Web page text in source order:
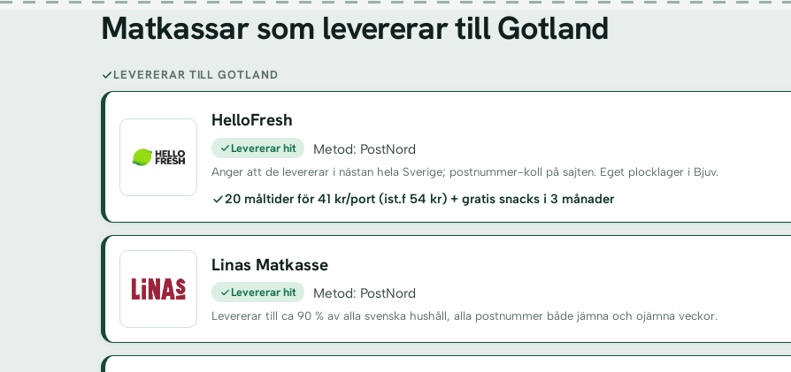
Matkassar som levererar till Gotland
LEVERERAR TILL GOTLAND
HelloFresh
Levererar hit Metod: PostNord
Anger att de levererar i nästan hela Sverige; postnummer-koll på sajten. Eget plocklager i Bjuv.
20 måltider för 41 kr/port (ist.f 54 kr) + gratis snacks i 3 månader
Linas Matkasse
Levererar hit Metod: PostNord
Levererar till ca 90 % av alla svenska hushåll, alla postnummer både jämna och ojämna veckor.